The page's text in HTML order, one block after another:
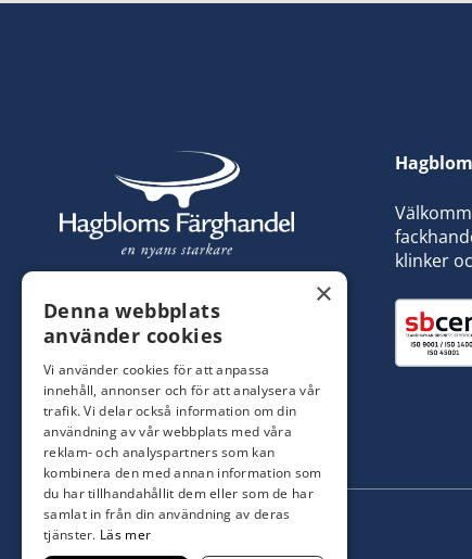
klinker
×
Denna webbplats
använder cookies
Vi använder cookies för att anpassa
innehåll, annonser och för att analysera vår
trafik. Vi delar också information om din
användning av vår webbplats med våra
reklam- och analyspartners som kan
kombinera den med annan information som
du har tillhandahållit dem eller som de har
samlat in från din användning av deras
tjänster. Läs mer